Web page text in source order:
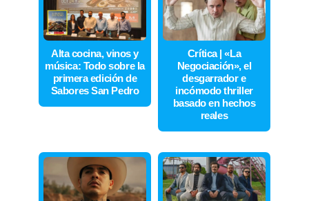
Alta cocina, vinos y
música: Todo sobre la
primera edición de
Sabores San Pedro
Crítica | «La
Negociación», el
desgarrador e
incómodo thriller
basado en hechos
reales